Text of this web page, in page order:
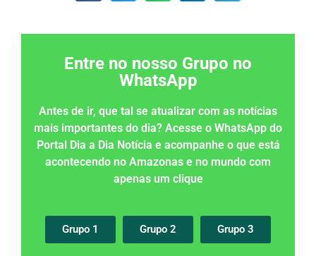
Entre no nosso Grupo no
WhatsApp
Antes de ir, que tal se atualizar com as notícias
mais importantes do dia? Acesse o WhatsApp do
Portal Dia a Dia Notícia e acompanhe o que está
acontecendo no Amazonas e no mundo com
apenas um clique
Grupo 1 Grupo 2 Grupo 3